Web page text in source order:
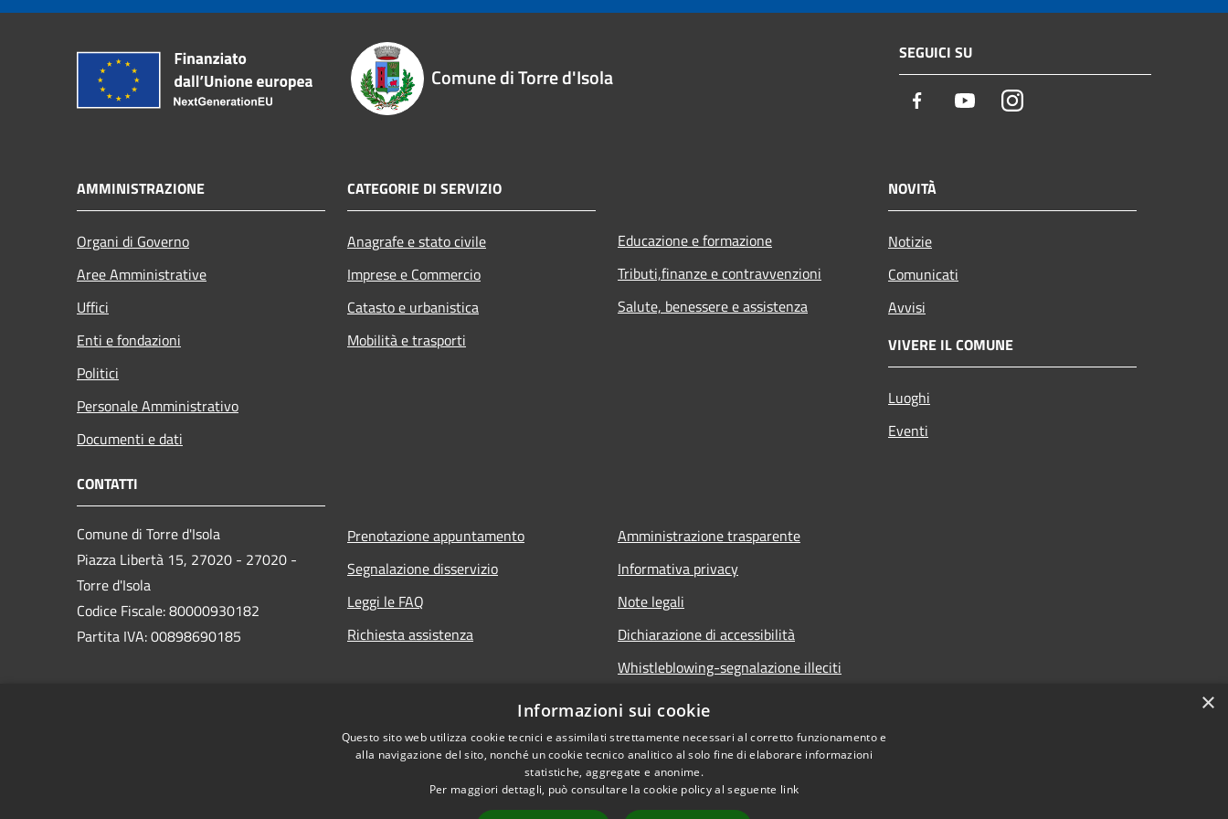
Comune di Torre d'Isola
SEGUICI SU
Facebook YoutubeInstagram
AMMINISTRAZIONE
Organi di Governo
Aree Amministrative
Uffici
Enti e fondazioni
Politici
Personale Amministrativo
Documenti e dati
CATEGORIE DI SERVIZIO
Anagrafe e stato civile
Imprese e Commercio
Catasto e urbanistica
Mobilità e trasporti
Educazione e formazione
Tributi,finanze e contravvenzioni
Salute, benessere e assistenza
NOVITÀ
Notizie
Comunicati
Avvisi
VIVERE IL COMUNE
Luoghi
Eventi
CONTATTI
Comune di Torre d'Isola
Piazza Libertà 15, 27020 - 27020 -
Torre d'Isola
Codice Fiscale: 80000930182
Partita IVA: 00898690185
Prenotazione appuntamento
Segnalazione disservizio
Leggi le FAQ
Richiesta assistenza
Amministrazione trasparente
Informativa privacy
Note legali
Dichiarazione di accessibilità
Whistleblowing-segnalazione illeciti
×
Informazioni sui cookie
Questo sito web utilizza cookie tecnici e assimilati strettamente necessari al corretto funzionamento e
alla navigazione del sito, nonché un cookie tecnico analitico al solo fine di elaborare informazioni
statistiche, aggregate e anonime.
Per maggiori dettagli, può consultare la cookie policy al seguente link